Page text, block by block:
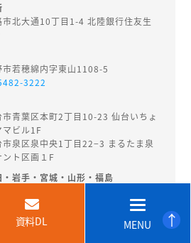
↑
市北大通10丁目1-4 北陸銀行住友生
市若穂綿内字東山1108-5
3222
市青葉区本町2丁目10-23 仙台いちょ
マビル1F
市泉区泉中央1丁目22−3 まるたま泉
ント区画１F
岩手・宮城・山形・福島
8202
資料DL MENU